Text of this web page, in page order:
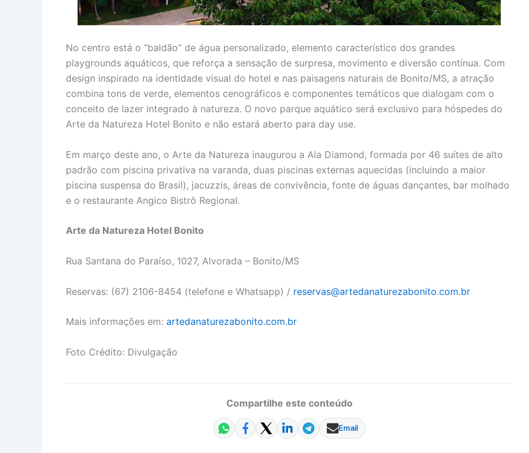
No centro está o “baldão” de água personalizado, elemento característico dos grandes
playgrounds aquáticos, que reforça a sensação de surpresa, movimento e diversão contínua. Com
design inspirado na identidade visual do hotel e nas paisagens naturais de Bonito/MS, a atração
combina tons de verde, elementos cenográficos e componentes temáticos que dialogam com o
conceito de lazer integrado à natureza. O novo parque aquático será exclusivo para hóspedes do
Arte da Natureza Hotel Bonito e não estará aberto para day use.
Em março deste ano, o Arte da Natureza inaugurou a Ala Diamond, formada por 46 suítes de alto
padrão com piscina privativa na varanda, duas piscinas externas aquecidas (incluindo a maior
piscina suspensa do Brasil), jacuzzis, áreas de convivência, fonte de águas dançantes, bar molhado
e o restaurante Angico Bistrô Regional.
Arte da Natureza Hotel Bonito
Rua Santana do Paraíso, 1027, Alvorada – Bonito/MS
Reservas: (67) 2106-8454 (telefone e Whatsapp) / reservas@artedanaturezabonito.com.br
Mais informações em: artedanaturezabonito.com.br
Foto Crédito: Divulgação
Compartilhe este conteúdo
Email